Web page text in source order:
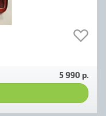
5 990 р.